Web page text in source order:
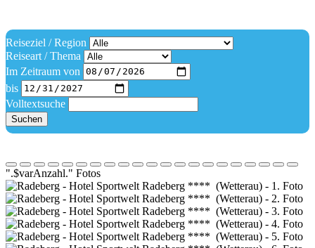
Reiseziel / Region
Reiseart / Thema
Im Zeitraum von
bis
Volltextsuche
Suchen
".$varAnzahl." Fotos